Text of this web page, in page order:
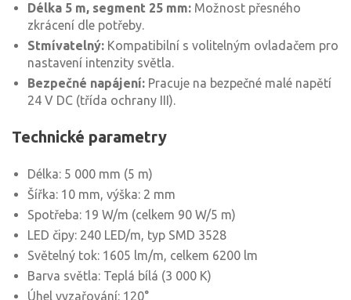
Délka 5 m, segment 25 mm: Možnost přesného
zkrácení dle potřeby.
Stmívatelný: Kompatibilní s volitelným ovladačem pro
nastavení intenzity světla.
Bezpečné napájení: Pracuje na bezpečné malé napětí
24 V DC (třída ochrany III).
Technické parametry
Délka: 5 000 mm (5 m)
Šířka: 10 mm, výška: 2 mm
Spotřeba: 19 W/m (celkem 90 W/5 m)
LED čipy: 240 LED/m, typ SMD 3528
Světelný tok: 1605 lm/m, celkem 6200 lm
Barva světla: Teplá bílá (3 000 K)
Úhel vyzařování: 120°